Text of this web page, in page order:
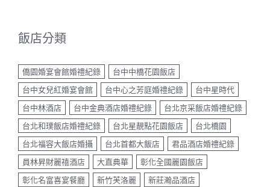
飯店分類
僑園婚宴會館婚禮紀錄
台中中橋花園飯店
台中女兒紅婚宴會館
台中心之芳庭婚禮紀錄
台中星時代
台中林酒店
台中金典酒店婚禮紀錄
台北京采飯店婚禮紀錄
台北和璞飯店婚禮紀錄
台北星靚點花園飯店
台北橋園
台北福容大飯店婚攝
台北首都大飯店
君品酒店婚禮紀錄
員林昇財麗禧酒店
大直典華
彰化全國麗園飯店
彰化名富喜宴餐廳
新竹芙洛麗
新莊瀚品酒店